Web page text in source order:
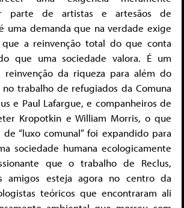
parte de artistas e artesãos de
uma demanda que na verdade exige
a reinvenção total do que conta
que uma sociedade valora. É um
reinvenção da riqueza para além do
trabalho de refugiados da Comuna
e Paul Lafargue, e companheiros de
Kropotkin e William Morris, o que
“luxo comunal” foi expandido para
sociedade humana ecologicamente
que o trabalho de Reclus,
amigos esteja agora no centro da
teóricos que encontraram ali